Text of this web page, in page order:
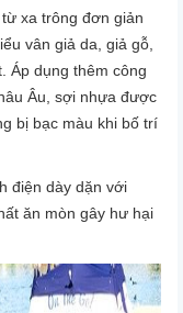
xa trông đơn giản
vân giả da, giả gỗ,
Áp dụng thêm công
Âu, sợi nhựa được
bị bạc màu khi bố trí
điện dày dặn với
ăn mòn gây hư hại